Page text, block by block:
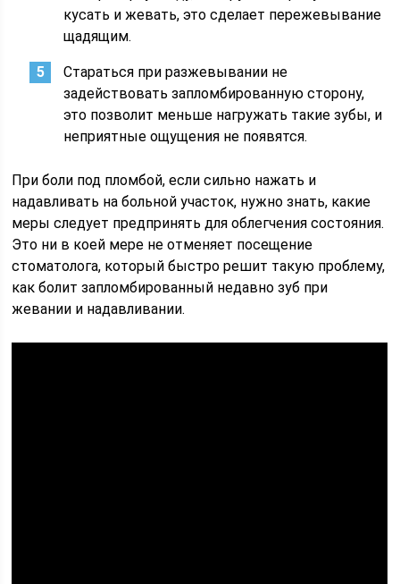
кусать и жевать, это сделает пережевывание
щадящим.
Стараться при разжевывании не
задействовать запломбированную сторону,
это позволит меньше нагружать такие зубы, и
неприятные ощущения не появятся.
При боли под пломбой, если сильно нажать и
надавливать на больной участок, нужно знать, какие
меры следует предпринять для облегчения состояния.
Это ни в коей мере не отменяет посещение
стоматолога, который быстро решит такую проблему,
как болит запломбированный недавно зуб при
жевании и надавливании.